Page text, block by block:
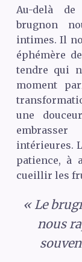
Au-delà
brugnon
intimes. Il
éphémère
tendre qui
moment
une
intérieures.
patience, à
cueillir les
« Le
nous